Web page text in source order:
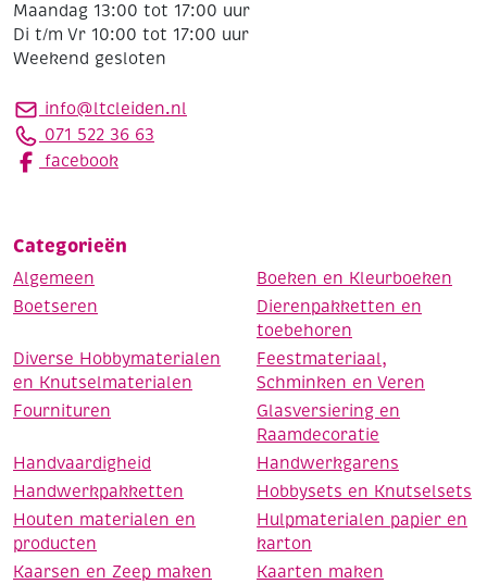
Maandag 13:00 tot 17:00 uur
Di t/m Vr 10:00 tot 17:00 uur
Weekend gesloten
info@ltcleiden.nl
071 522 36 63
facebook
Categorieën
Algemeen
Boeken en Kleurboeken
Boetseren
Dierenpakketten en
toebehoren
Diverse Hobbymaterialen
en Knutselmaterialen
Feestmateriaal,
Schminken en Veren
Fournituren
Glasversiering en
Raamdecoratie
Handvaardigheid
Handwerkgarens
Handwerkpakketten
Hobbysets en Knutselsets
Houten materialen en
producten
Hulpmaterialen papier en
karton
Kaarsen en Zeep maken
Kaarten maken